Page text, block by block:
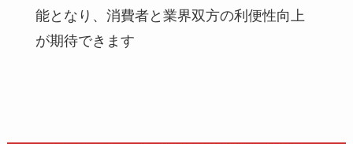
能となり、消費者と業界双方の利便性向上
が期待できます